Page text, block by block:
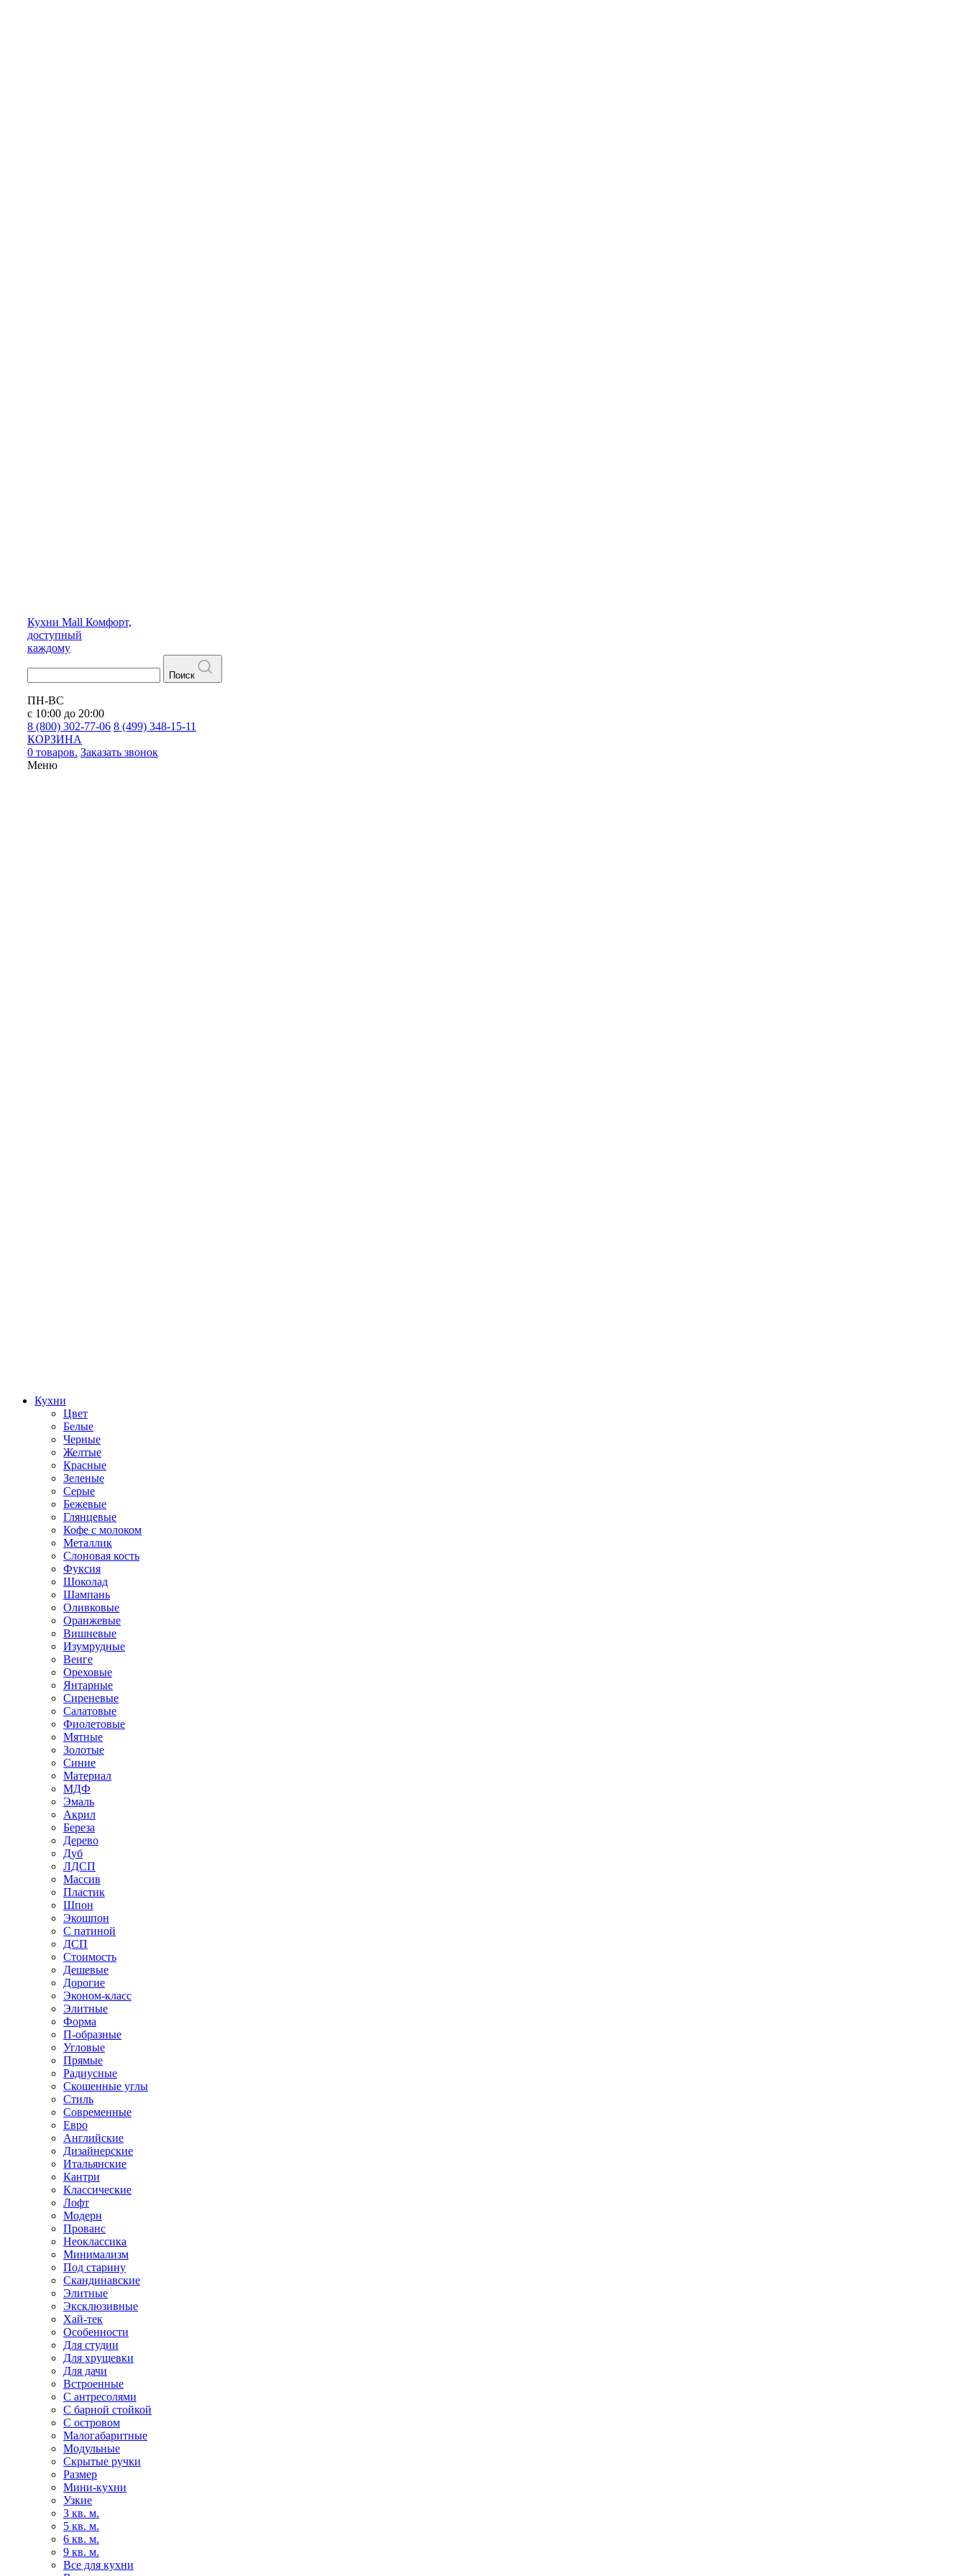
Кухни Mall Комфорт,
доступный
каждому
Поиск
ПН-ВС
с 10:00 до 20:00
8 (800) 302-77-06 8 (499) 348-15-11
КОРЗИНА
0 товаров. Заказать звонок
Меню
Кухни
Цвет
Белые
Черные
Желтые
Красные
Зеленые
Серые
Бежевые
Глянцевые
Кофе с молоком
Металлик
Слоновая кость
Фуксия
Шоколад
Шампань
Оливковые
Оранжевые
Вишневые
Изумрудные
Венге
Ореховые
Янтарные
Сиреневые
Салатовые
Фиолетовые
Мятные
Золотые
Синие
Материал
МДФ
Эмаль
Акрил
Береза
Дерево
Дуб
ЛДСП
Массив
Пластик
Шпон
Экошпон
С патиной
ДСП
Стоимость
Дешевые
Дорогие
Эконом-класс
Элитные
Форма
П-образные
Угловые
Прямые
Радиусные
Скошенные углы
Стиль
Современные
Евро
Английские
Дизайнерские
Итальянские
Кантри
Классические
Лофт
Модерн
Прованс
Неоклассика
Минимализм
Под старину
Скандинавские
Элитные
Эксклюзивные
Хай-тек
Особенности
Для студии
Для хрущевки
Для дачи
Встроенные
С антресолями
С барной стойкой
С островом
Малогабаритные
Модульные
Скрытые ручки
Размер
Мини-кухни
Узкие
3 кв. м.
5 кв. м.
6 кв. м.
9 кв. м.
Все для кухни